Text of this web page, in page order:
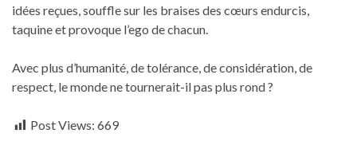
idées reçues, souffle sur les braises des cœurs endurcis,
taquine et provoque l’ego de chacun.
Avec plus d’humanité, de tolérance, de considération, de
respect, le monde ne tournerait-il pas plus rond ?
Post Views: 669